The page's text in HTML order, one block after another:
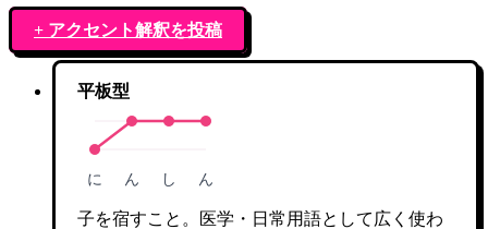
+ アクセント解釈を投稿
平板型
に ん し ん
子を宿すこと。医学・日常用語として広く使わ